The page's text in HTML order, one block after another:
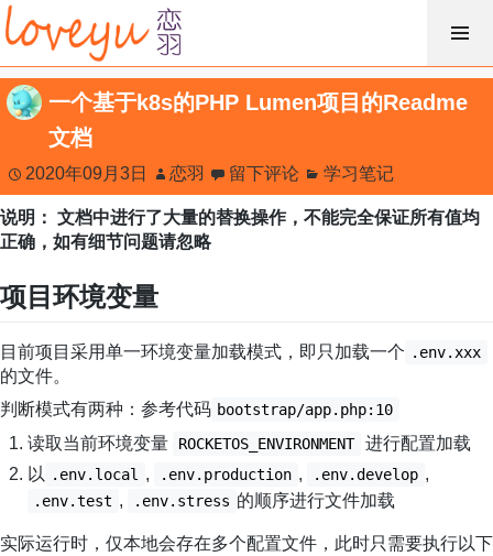
跳
过
内
容
一个基于k8s的PHP Lumen项目的Readme
文档
2020年09月3日 恋羽 留下评论 学习笔记
说明： 文档中进行了大量的替换操作，不能完全保证所有值均
正确，如有细节问题请忽略
项目环境变量
目前项目采用单一环境变量加载模式，即只加载一个 .env.xxx
的文件。
判断模式有两种：参考代码 bootstrap/app.php:10
读取当前环境变量 ROCKETOS_ENVIRONMENT 进行配置加载
以
.env.local , .env.production , .env.develop ,
.env.test , .env.stress 的顺序进行文件加载
实际运行时，仅本地会存在多个配置文件，此时只需要执行以下